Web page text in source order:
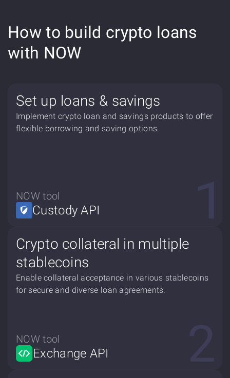
How to build crypto loans
with NOW
Set up loans & savings
Implement crypto loan and savings products to offer
flexible borrowing and saving options.
NOW tool
Custody API
Crypto collateral in multiple
stablecoins
Enable collateral acceptance in various stablecoins
for secure and diverse loan agreements.
NOW tool
Exchange API